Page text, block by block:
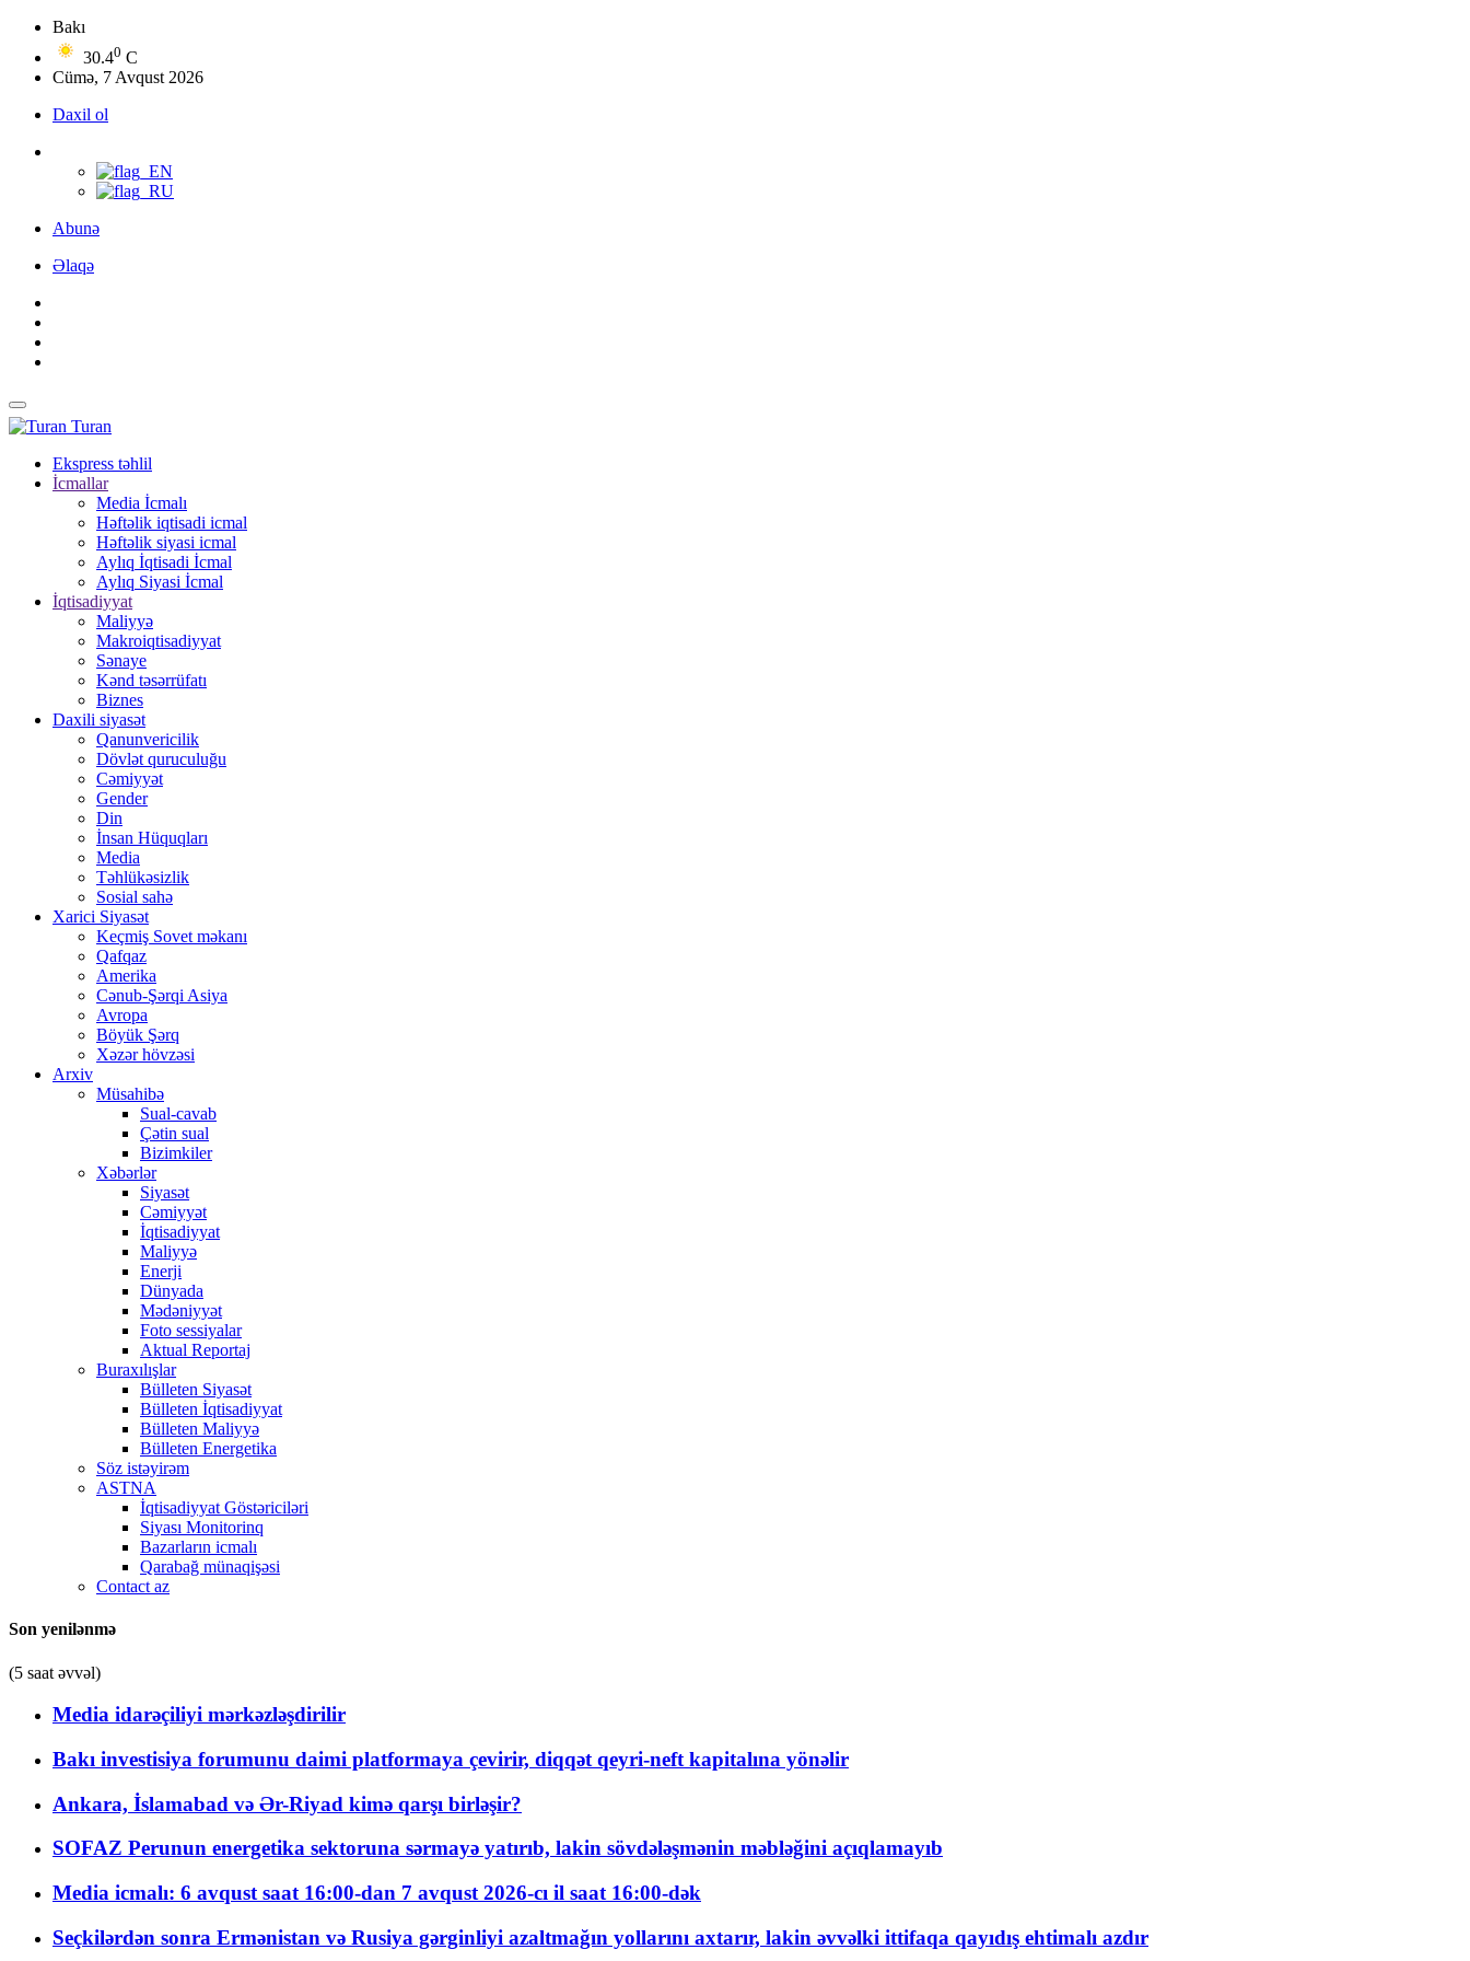
Bakı
30.40 C
Cümə, 7 Avqust 2026
Daxil ol
Abunə
Əlaqə
Turan
Ekspress təhlil
İcmallar
Media İcmalı
Həftəlik iqtisadi icmal
Həftəlik siyasi icmal
Aylıq İqtisadi İcmal
Aylıq Siyasi İcmal
İqtisadiyyat
Maliyyə
Makroiqtisadiyyat
Sənaye
Kənd təsərrüfatı
Biznes
Daxili siyasət
Qanunvericilik
Dövlət quruculuğu
Cəmiyyət
Gender
Din
İnsan Hüquqları
Media
Təhlükəsizlik
Sosial sahə
Xarici Siyasət
Keçmiş Sovet məkanı
Qafqaz
Amerika
Cənub-Şərqi Asiya
Avropa
Böyük Şərq
Xəzər hövzəsi
Arxiv
Müsahibə
Sual-cavab
Çətin sual
Bizimkiler
Xəbərlər
Siyasət
Cəmiyyət
İqtisadiyyat
Maliyyə
Enerji
Dünyada
Mədəniyyət
Foto sessiyalar
Aktual Reportaj
Buraxılışlar
Bülleten Siyasət
Bülleten İqtisadiyyat
Bülleten Maliyyə
Bülleten Energetika
Söz istəyirəm
ASTNA
İqtisadiyyat Göstəriciləri
Siyası Monitorinq
Bazarların icmalı
Qarabağ münaqişəsi
Contact az
Son yenilənmə
(5 saat əvvəl)
Media idarəçiliyi mərkəzləşdirilir
Bakı investisiya forumunu daimi platformaya çevirir, diqqət qeyri-neft kapitalına yönəlir
Ankara, İslamabad və Ər-Riyad kimə qarşı birləşir?
SOFAZ Perunun energetika sektoruna sərmayə yatırıb, lakin sövdələşmənin məbləğini açıqlamayıb
Media icmalı: 6 avqust saat 16:00-dan 7 avqust 2026-cı il saat 16:00-dək
Seçkilərdən sonra Ermənistan və Rusiya gərginliyi azaltmağın yollarını axtarır, lakin əvvəlki ittifaqa qayıdış ehtimalı azdır